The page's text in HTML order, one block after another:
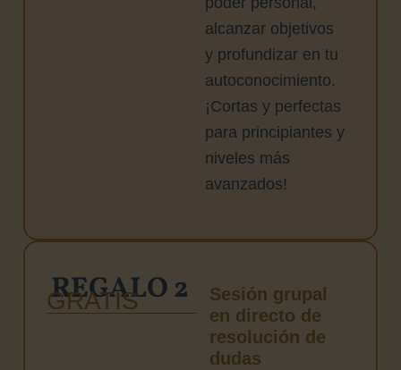
alcanzar objetivos
y profundizar en tu
autoconocimiento.
¡Cortas y perfectas
para principiantes y
niveles más
avanzados!
REGALO 2
GRATIS
Sesión grupal
en directo de
resolución de
dudas